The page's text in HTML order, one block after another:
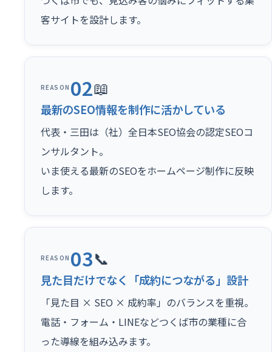
客サイトを設計します。
REASON 02📖
最新のSEO情報を制作に活かしている
代表・三田は（社）全日本SEO協会の認定SEOコ
ンサルタント。
いま使える最新のSEOをホームページ制作に反映
します。
REASON 03📞
見た目だけでなく「成約につながる」設計
「見た目 × SEO × 成約率」のバランスを重視。
電話・フォーム・LINEなどつくば市の業種に合
った導線を組み込みます。